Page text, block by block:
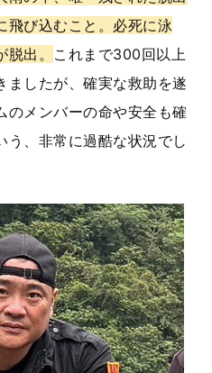
飛び込むこと。必死に泳
出。 これまで300回以上
ましたが、確実な救助を遂
のメンバーの命や安全も確
う、非常に過酷な状況でし